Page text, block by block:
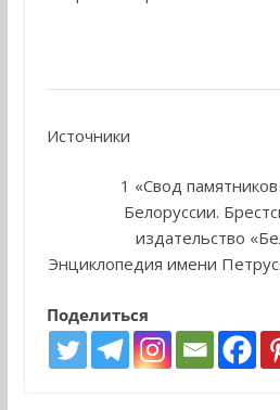
Источники
1 «Свод
Белоруссии.
издательство
Энциклопедия имени
Поделиться